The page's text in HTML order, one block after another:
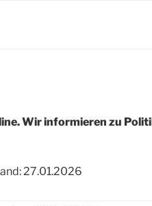
Wir informieren zu
27.01.2026